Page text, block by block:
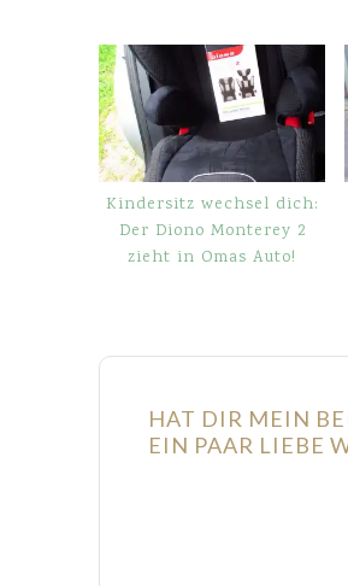
Kindersitz wechsel dich:
Der Diono Monterey 2
zieht in Omas Auto!
HAT DIR MEIN
EIN PAAR LIEBE